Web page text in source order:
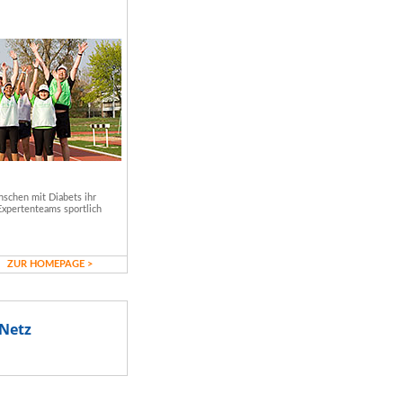
mit Diabets ihr
sportlich
ZUR HOMEPAGE >